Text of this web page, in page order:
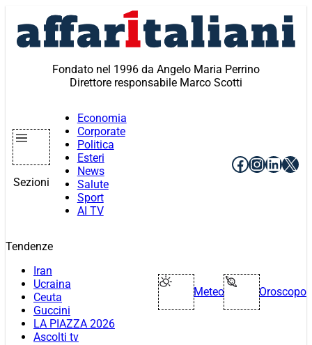
contenuto
Fondato nel 1996 da Angelo Maria Perrino
Direttore responsabile Marco Scotti
Sezioni
Economia
Corporate
Politica
Esteri
News
Salute
Sport
AI TV
Facebook
X
Tendenze
Iran
Ucraina
Ceuta
Guccini
LA PIAZZA 2026
Ascolti tv
Meteo Oroscopo